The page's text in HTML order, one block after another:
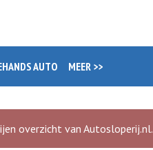
AUTO MEER >>
overzicht van Autosloperij.nl.